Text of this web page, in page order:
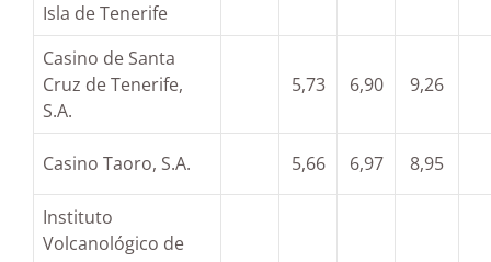
Isla de Tenerife
Casino de Santa
Cruz de Tenerife,
S.A.
5,73 6,90 9,26
Casino Taoro, S.A. 5,66 6,97 8,95
Instituto
Volcanológico de